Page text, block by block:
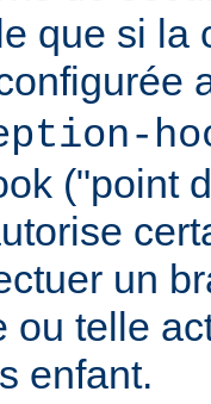
que si la
("point
un
ou telle
enfant.